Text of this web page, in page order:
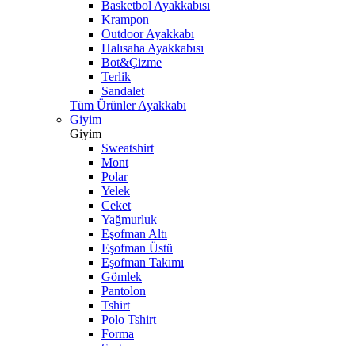
Basketbol Ayakkabısı
Krampon
Outdoor Ayakkabı
Halısaha Ayakkabısı
Bot&Çizme
Terlik
Sandalet
Tüm Ürünler Ayakkabı
Giyim
Giyim
Sweatshirt
Mont
Polar
Yelek
Ceket
Yağmurluk
Eşofman Altı
Eşofman Üstü
Eşofman Takımı
Gömlek
Pantolon
Tshirt
Polo Tshirt
Forma